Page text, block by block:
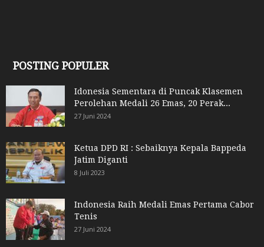
POSTING POPULER
Idonesia Sementara di Puncak Klasemen
Perolehan Medali 26 Emas, 20 Perak...
27 Juni 2024
Ketua DPD RI : Sebaiknya Kepala Bappeda
Jatim Diganti
8 Juli 2023
Indonesia Raih Medali Emas Pertama Cabor
Tenis
27 Juni 2024